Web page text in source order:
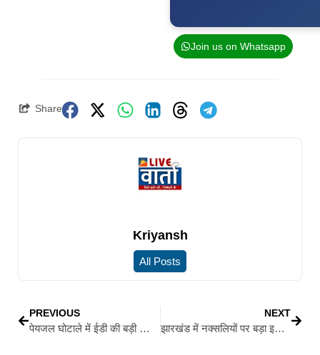
Join us on Whatsapp
Share
Kriyansh
All Posts
PREVIOUS
पेयजल घोटाले में ईडी की बड़ी कार्रवाई, 42.85 लाख की संपत्ति जब्त, जब्त संपत्तियों की कुल राशि 7.25 करोड़ पार
NEXT
झारखंड में नक्सलियों पर बड़ा इनामी ऐलान, 58 उग्रवादियों पर 7.88 करोड़ का इनाम घोषित